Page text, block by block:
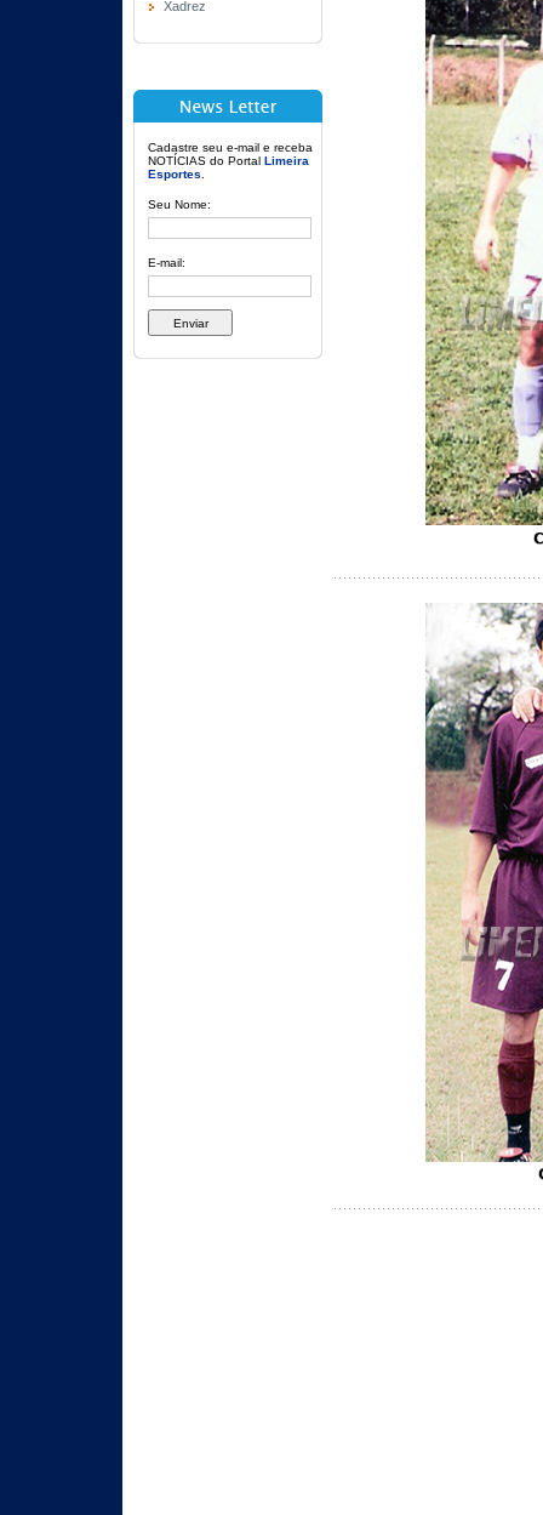
Xadrez
Cadastre seu e-mail e receba
NOTÍCIAS do Portal Limeira
Esportes
Seu Nome:
E-mail: